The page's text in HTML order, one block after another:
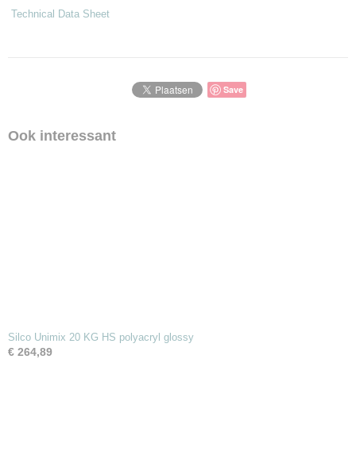
Technical Data Sheet
Save
Ook interessant
Silco Unimix 20 KG HS polyacryl glossy
€ 264,89